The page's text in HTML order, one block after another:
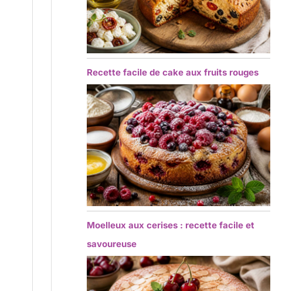
Recette facile de cake aux fruits rouges
Moelleux aux cerises : recette facile et
savoureuse